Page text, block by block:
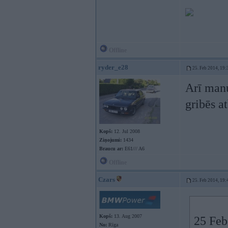
ryder_e28 25. Feb 2014,
Kopš: 12. Jul 2008
Ziņojumi: 1434
Braucu ar: E61/// A6
Arī
gribēs
Czars 25. Feb 2014,
Kopš: 13. Aug 2007
No: Rīga
25